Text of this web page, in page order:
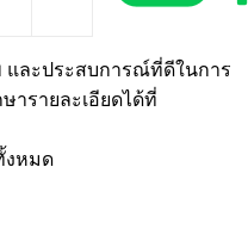
และประสบการณ์ที่ดีในการ
รายละเอียดได้ที่
งหมด